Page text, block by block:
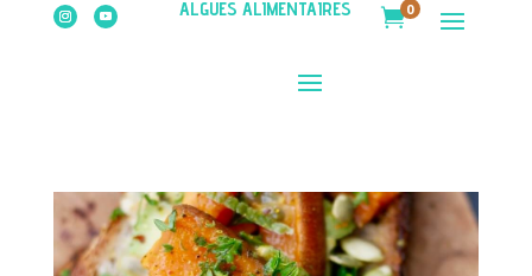
ALGUES ALIMENTAIRES 0